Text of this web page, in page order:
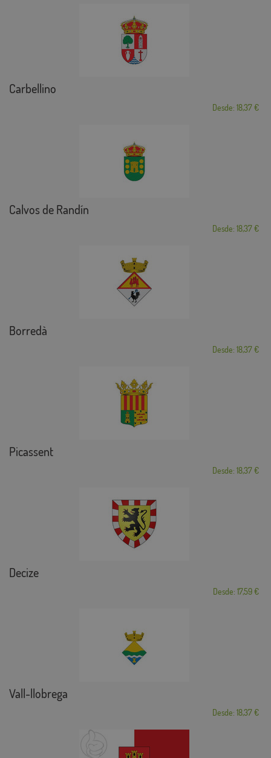
Carbellino
Desde: 18,37 €
Calvos de Randín
Desde: 18,37 €
Borredà
Desde: 18,37 €
Picassent
Desde: 18,37 €
Decize
Desde: 17,59 €
Vall-llobrega
Desde: 18,37 €